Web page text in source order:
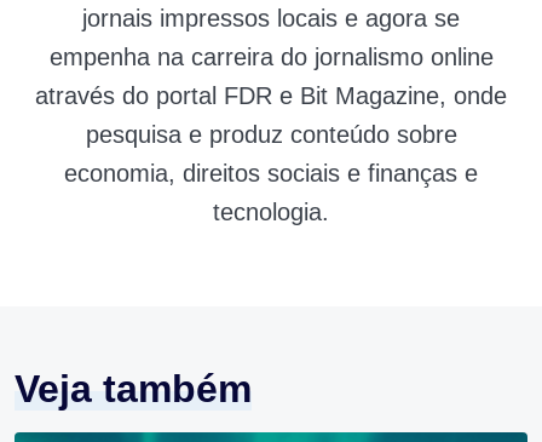
jornais impressos locais e agora se
empenha na carreira do jornalismo online
através do portal FDR e Bit Magazine, onde
pesquisa e produz conteúdo sobre
economia, direitos sociais e finanças e
tecnologia.
Veja também